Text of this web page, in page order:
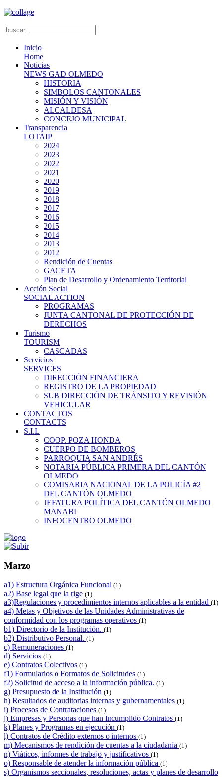
Inicio
Home
Noticias
NEWS GAD OLMEDO
HISTORIA
SIMBOLOS CANTONALES
MISIÓN Y VISIÓN
ALCALDESA
CONCEJO MUNICIPAL
Transparencia
LOTAIP
2024
2023
2022
2021
2020
2019
2018
2017
2016
2015
2014
2013
2012
Rendición de Cuentas
GACETA
Plan de Desarrollo y Ordenamiento Territorial
Acción Social
SOCIAL ACTION
PROGRAMAS
JUNTA CANTONAL DE PROTECCIÓN DE
DERECHOS
Turismo
TOURISM
CASCADAS
Servicios
SERVICES
DIRECCIÓN FINANCIERA
REGISTRO DE LA PROPIEDAD
SUB DIRECCIÓN DE TRÁNSITO Y REVISIÓN
VEHICULAR
CONTACTOS
CONTACTS
S.I.L
COOP. POZA HONDA
CUERPO DE BOMBEROS
PARROQUIA SAN ANDRÉS
NOTARIA PÚBLICA PRIMERA DEL CANTÓN
OLMEDO
COMISARIA NACIONAL DE LA POLICÍA #2
DEL CANTÓN OLMEDO
JEFATURA POLÍTICA DEL CANTÓN OLMEDO
MANABI
INFOCENTRO OLMEDO
Marzo
a1) Estructura Orgánica Funcional (1)
a2) Base legal que la rige (1)
a3)Regulaciones y procedimientos internos aplicables a la entidad (1)
a4) Metas y Objetivos de las Unidades Administrativas de
conformidad con los programas operativos (1)
b1) Directorio de la Institución. (1)
b2) Distributivo Personal. (1)
c) Remuneraciones (1)
d) Servicios (1)
e) Contratos Colectivos (1)
f1) Formularios o Formatos de Solicitudes (1)
f2) Solicitud de acceso a la información pública. (1)
g) Presupuesto de la Institución (1)
h) Resultados de auditorias internas y gubernamentales (1)
i) Procesos de Contrataciones (1)
j) Empresas y Personas que han Incumplido Contratos (1)
k) Planes y Programas en ejecución (1)
l) Contratos de Crédito externos o internos (1)
m) Mecanismos de rendición de cuentas a la ciudadanía (1)
n) Viáticos, informes de trabajo y justificativos (1)
o) Responsable de atender la información pública (1)
s) Organismos seccionales, resoluciones, actas y planes de desarrollo